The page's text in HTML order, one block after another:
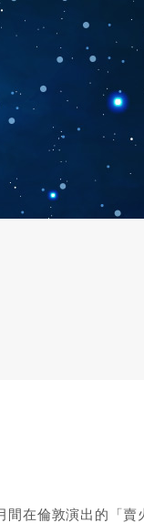
演
在倫敦演出的「